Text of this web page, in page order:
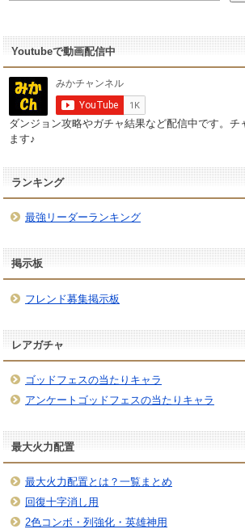
Youtubeで動画配信中
ダンジョン攻略やガチャ結果など配信中です。チ
ます♪
ランキング
最強リーダーランキング
掲示板
フレンド募集掲示板
レアガチャ
ゴッドフェスの当たりキャラ
アンケートゴッドフェスの当たりキャラ
最大火力配置
最大火力配置とは？一覧まとめ
回復十字消し用
2色コンボ・列強化・英雄神用